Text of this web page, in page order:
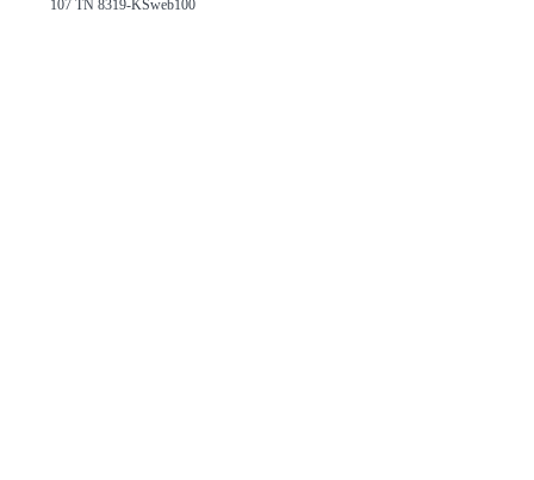
107 TN 8319-KSweb100